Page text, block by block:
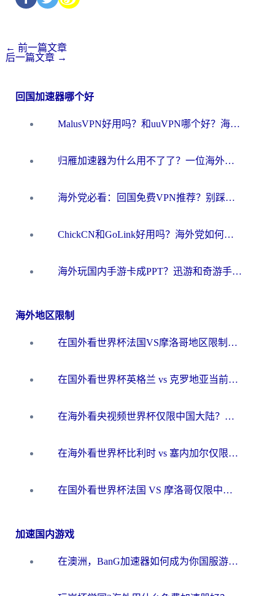
← 前一篇文章
后一篇文章 →
回国加速器哪个好
MalusVPN好用吗？和uuVPN哪个好？海外党无缝访问国内资源的真实对比与选择指南
归雁加速器为什么用不了了？一位海外游子的真实困惑与技术解答
海外党必看：回国免费VPN推荐？别踩坑！教你选对加速器无缝刷国内资源
ChickCN和GoLink好用吗？海外党如何选对回国加速器
海外玩国内手游卡成PPT？迅游和奇游手游哪个好？一篇讲透回国加速器怎么选
海外地区限制
在国外看世界杯法国VS摩洛哥地区限制？这篇指南让你流畅看中文解说无压力
在国外看世界杯英格兰 vs 克罗地亚当前地区不可播放？这篇指南帮你搞定所有海外观赛难题
在海外看央视频世界杯仅限中国大陆？这篇指南帮你解锁中文解说+无卡顿直播
在海外看世界杯比利时 vs 塞内加尔仅限中国大陆？我找到了最流畅的中文解说之路
在国外看世界杯法国 VS 摩洛哥仅限中国大陆？海外党这样看中文解说赛事不卡顿
加速国内游戏
在澳洲，BanG加速器如何成为你国服游戏的“时光机”？